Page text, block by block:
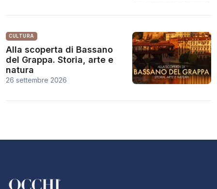
CULTURA
Alla scoperta di Bassano
del Grappa. Storia, arte e
natura
26 settembre 2026